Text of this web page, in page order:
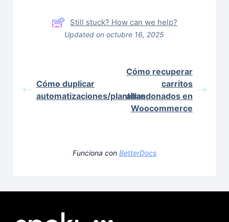
Still stuck? How can we help?
Updated on octubre 16, 2025
Cómo duplicar
automatizaciones/plantillas
Cómo recuperar
carritos
abandonados en
Woocommerce
Funciona con BetterDocs